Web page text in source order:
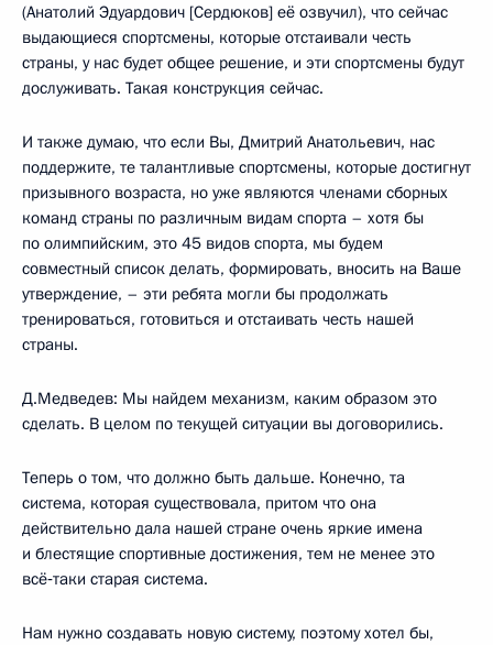
(Анатолий Эдуардович [Сердюков] её озвучил), что сейчас
выдающиеся спортсмены, которые отстаивали честь
страны, у нас будет общее решение, и эти спортсмены будут
дослуживать. Такая конструкция сейчас.
И также думаю, что если Вы, Дмитрий Анатольевич, нас
поддержите, те талантливые спортсмены, которые достигнут
призывного возраста, но уже являются членами сборных
команд страны по различным видам спорта – хотя бы
по олимпийским, это 45 видов спорта, мы будем
совместный список делать, формировать, вносить на Ваше
утверждение, – эти ребята могли бы продолжать
тренироваться, готовиться и отстаивать честь нашей
страны.
Д.Медведев: Мы найдем механизм, каким образом это
сделать. В целом по текущей ситуации вы договорились.
Теперь о том, что должно быть дальше. Конечно, та
система, которая существовала, притом что она
действительно дала нашей стране очень яркие имена
и блестящие спортивные достижения, тем не менее это
всё‑таки старая система.
Нам нужно создавать новую систему, поэтому хотел бы,